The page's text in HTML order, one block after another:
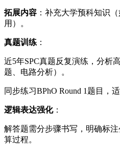
拓展内容 ：补充大学预科知识
用）。
真题训练 ：
近5年SPC真题反复演练，分析
题、电路分析）。
同步练习BPhO Round 1题目，
逻辑表达强化：
解答题需分步骤书写，明确标
算过程。